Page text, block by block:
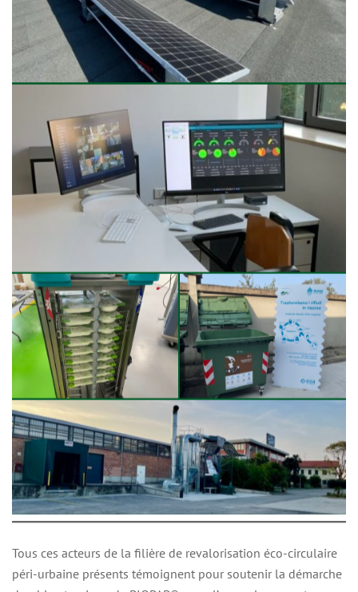
Tous ces acteurs de la filière de revalorisation éco-circulaire
péri-urbaine présents témoignent pour soutenir la démarche